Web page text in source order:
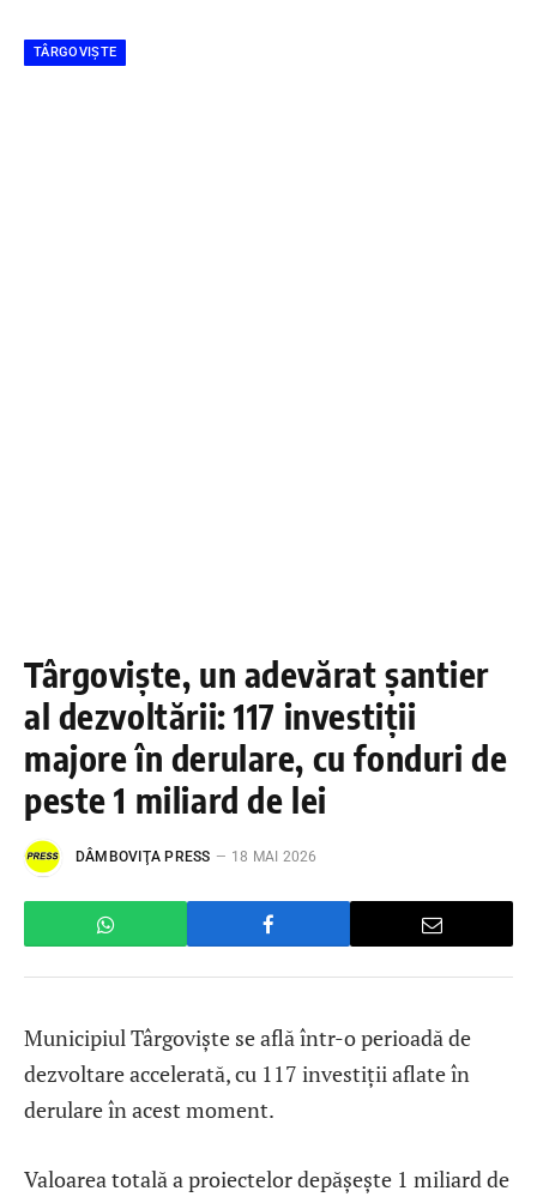
TÂRGOVIȘTE
Târgoviște, un adevărat șantier
al dezvoltării: 117 investiții
majore în derulare, cu fonduri de
peste 1 miliard de lei
DÂMBOVIŢA PRESS 18 MAI 2026
Municipiul Târgoviște se află într-o perioadă de
dezvoltare accelerată, cu 117 investiții aflate în
derulare în acest moment.
Valoarea totală a proiectelor depășește 1 miliard de